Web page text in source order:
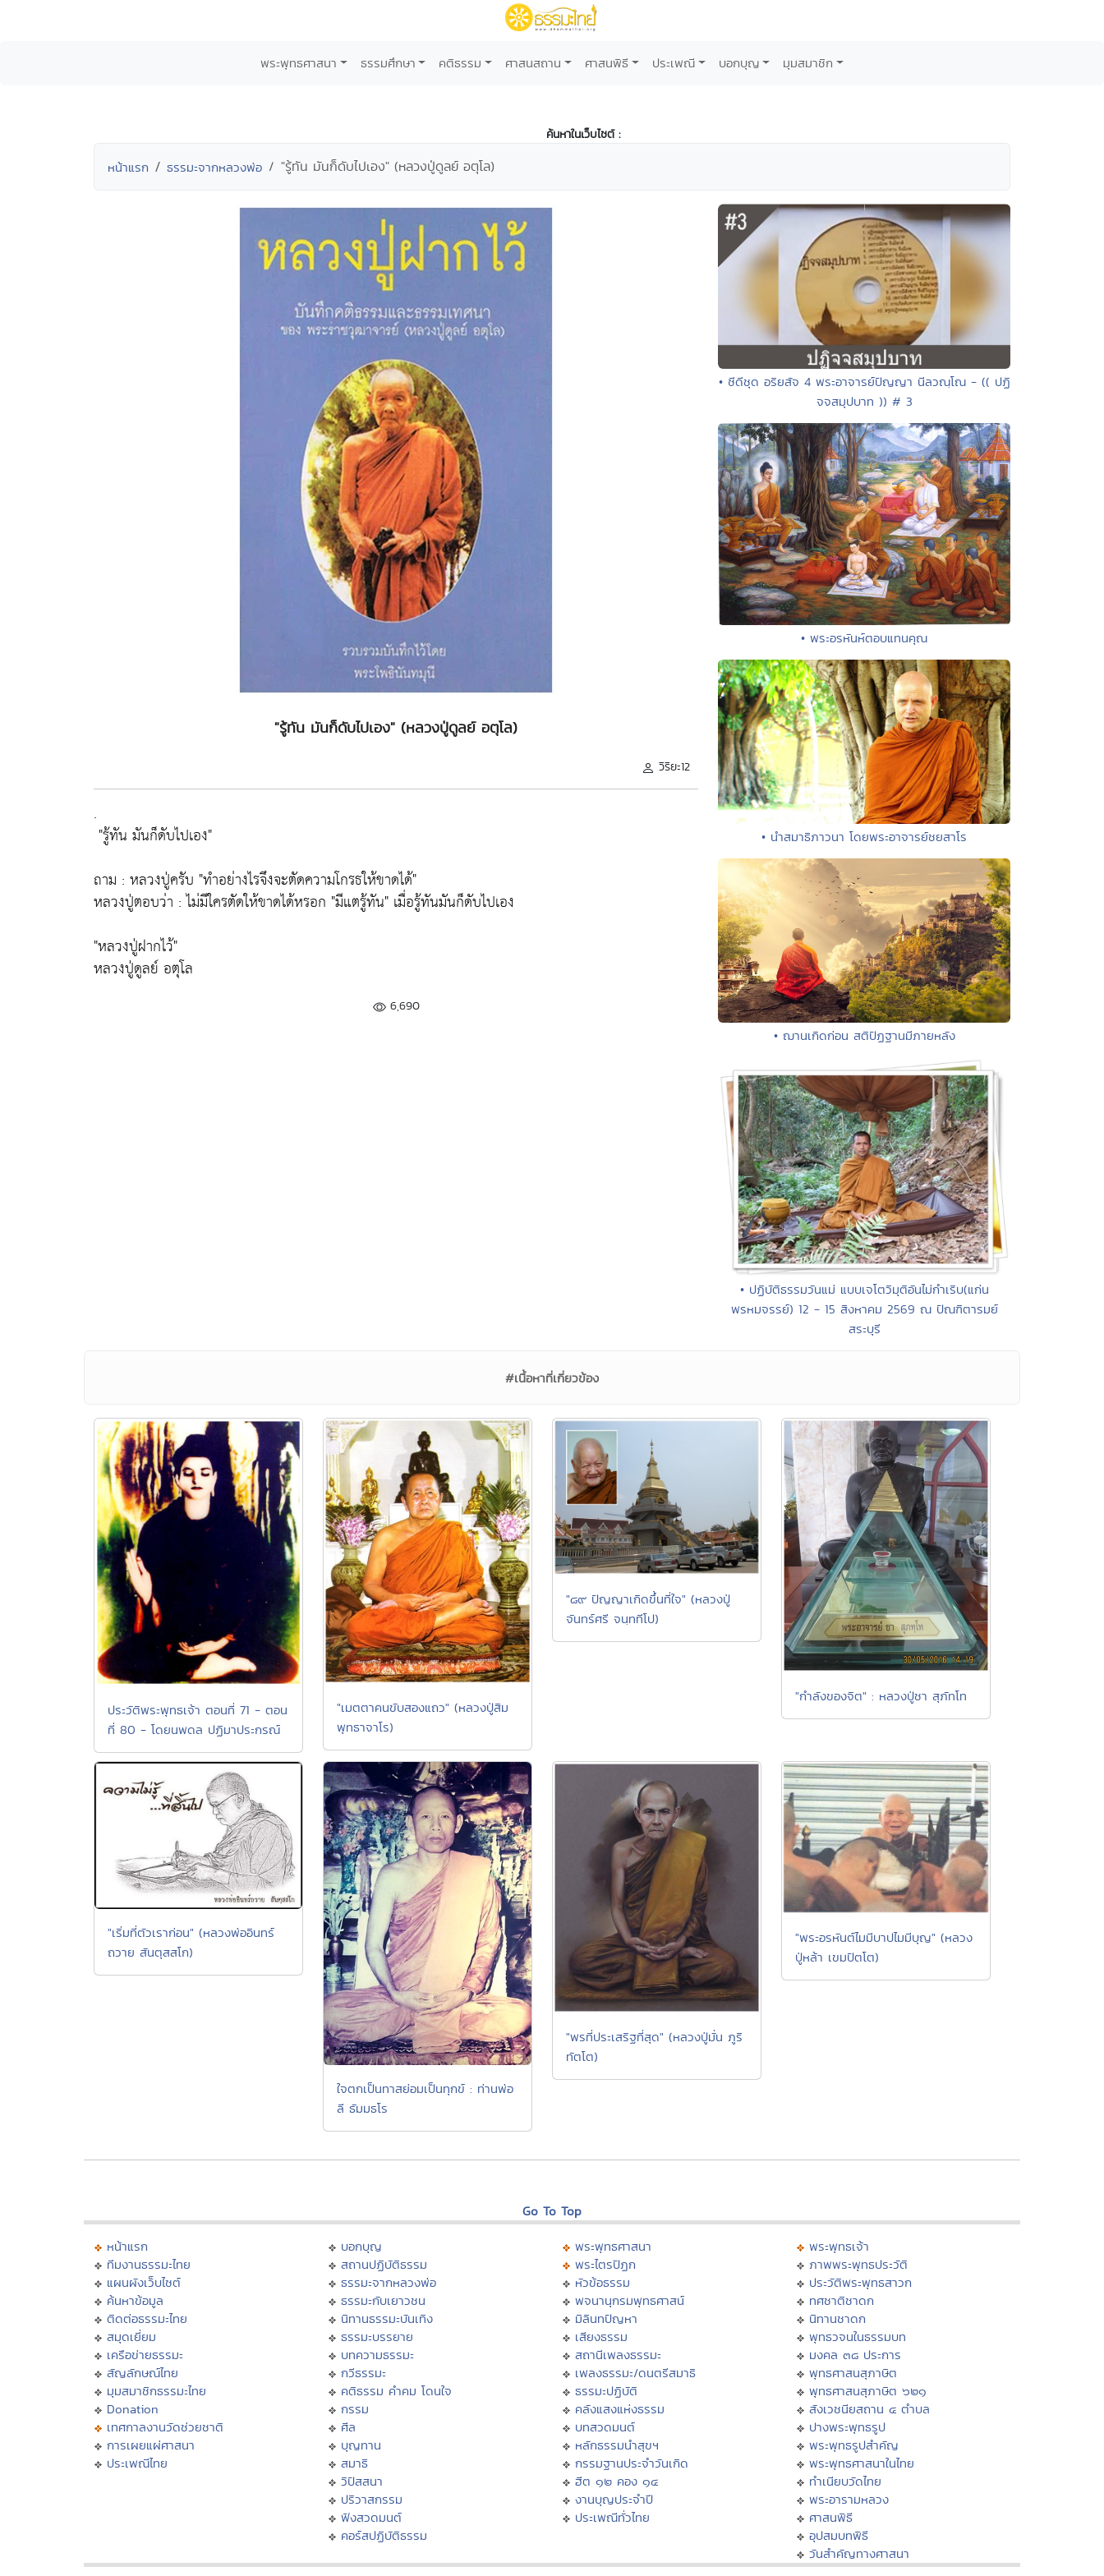
พระพุทธศาสนา ธรรมศึกษา คติธรรม ศาสนสถาน ศาสนพิธี ประเพณี บอกบุญ มุมสมาชิก
ค้นหาในเว็บไซต์ :
หน้าแรก ธรรมะจากหลวงพ่อ "รู้ทัน มันก็ดับไปเอง" (หลวงปู่ดูลย์ อตุโล)
"รู้ทัน มันก็ดับไปเอง" (หลวงปู่ดูลย์ อตุโล)
วิริยะ12
.
"รู้ทัน มันก็ดับไปเอง"
ถาม : หลวงปู่ครับ "ทำอย่างไรจึงจะตัดความโกรธให้ขาดได้"
หลวงปู่ตอบว่า : ไม่มีใครตัดให้ขาดได้หรอก "มีแตรู้ทัน" เมื่อรู้ทันมันก็ดับไปเอง
"หลวงปู่ฝากไว้"
หลวงปู่ดูลย์ อตุโล
6,690
• ซีดีชุด อริยสัจ 4 พระอาจารย์ปัญญา นีลวณฺโณ - (( ปฏิ
จจสมุปบาท )) # 3
• พระอรหันห์ตอบแทนคุณ
• นำสมาธิภาวนา โดยพระอาจารย์ชยสาโร
• ฌานเกิดก่อน สติปัฏฐานมีภายหลัง
• ปฏิบัติธรรมวันแม่ แบบเจโตวิมุติอันไม่กำเริบ(แก่น
พรหมจรรย์) 12 - 15 สิงหาคม 2569 ณ ปัณฑิตารมย์
สระบุรี
#เนื้อหาที่เกี่ยวข้อง
ประวัติพระพุทธเจ้า ตอนที่ 71 - ตอน
ที่ 80 - โดยนพดล ปฏิมาประกรณ์
"เมตตาคนขับสองแถว" (หลวงปู่สิม
พุทธาจาโร)
"๘๙ ปัญญาเกิดขึ้นที่ใจ" (หลวงปู่
จันทร์ศรี จนฺททีโป)
"กำลังของจิต" : หลวงปู่ชา สุภัทโท
"เริ่มที่ตัวเราก่อน" (หลวงพ่ออินทร์
ถวาย สันตุสสโก)
ใจตกเป็นทาสย่อมเป็นทุกข์ : ท่านพ่อ
ลี ธัมมธโร
"พรที่ประเสริฐที่สุด" (หลวงปู่มั่น ภูริ
ทัตโต)
"พระอรหันต์ไมมีบาปไมมีบุญ" (หลวง
ปู่หล้า เขมปัตโต)
Go To Top
หน้าแรก
ทีมงานธรรมะไทย
แผนผังเว็บไซต์
ค้นหาข้อมูล
ติดต่อธรรมะไทย
สมุดเยี่ยม
เครือข่ายธรรมะ
สัญลักษณ์ไทย
มุมสมาชิกธรรมะไทย
Donation
เทศกาลงานวัดช่วยชาติ
การเผยแผ่ศาสนา
ประเพณีไทย
บอกบุญ
สถานปฏิบัติธรรม
ธรรมะจากหลวงพ่อ
ธรรมะกับเยาวชน
นิทานธรรมะบันเทิง
ธรรมะบรรยาย
บทความธรรมะ
กวีธรรมะ
คติธรรม คำคม โดนใจ
กรรม
ศีล
บุญทาน
สมาธิ
วิปัสสนา
ปริวาสกรรม
ฟังสวดมนต์
คอร์สปฏิบัติธรรม
พระพุทธศาสนา
พระไตรปิฏก
หัวข้อธรรม
พจนานุกรมพุทธศาสน์
มิลินทปัญหา
เสียงธรรม
สถานีเพลงธรรมะ
เพลงธรรมะ/ดนตรีสมาธิ
ธรรมะปฏิบัติ
คลังแสงแห่งธรรม
บทสวดมนต์
หลักธรรมนำสุขฯ
กรรมฐานประจำวันเกิด
ฮีต ๑๒ คอง ๑๔
งานบุญประจำปี
ประเพณีทั่วไทย
พระพุทธเจ้า
ภาพพระพุทธประวัติ
ประวัติพระพุทธสาวก
ทศชาติชาดก
นิทานชาดก
พุทธวจนในธรรมบท
มงคล ๓๘ ประการ
พุทธศาสนสุภาษิต
พุทธศาสนสุภาษิต ๖๒๑
สังเวชนียสถาน ๔ ตำบล
ปางพระพุทธรูป
พระพุทธรูปสำคัญ
พระพุทธศาสนาในไทย
ทำเนียบวัดไทย
พระอารามหลวง
ศาสนพิธี
อุปสมบทพิธี
วันสำคัญทางศาสนา